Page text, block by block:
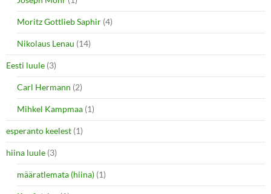
Moritz Gottlieb Saphir (4)
Nikolaus Lenau (14)
Eesti luule (3)
Carl Hermann (2)
Mihkel Kampmaa (1)
esperanto keelest (1)
hiina luule (3)
määratlemata (hiina) (1)